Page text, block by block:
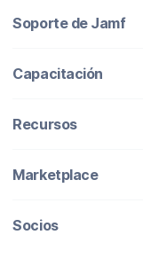
Soporte de Jamf
Capacitación
Recursos
Marketplace
Socios